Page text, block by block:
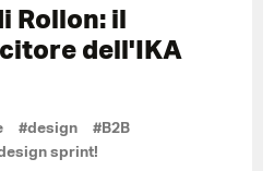
Rollon: il
dell'IKA
#design #B2B
sprint!